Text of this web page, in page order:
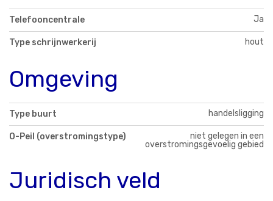
Telefooncentrale Ja
Type schrijnwerkerij hout
Omgeving
Type buurt handelsligging
O-Peil (overstromingstype)
niet gelegen in een
overstromingsgevoelig gebied
Juridisch veld